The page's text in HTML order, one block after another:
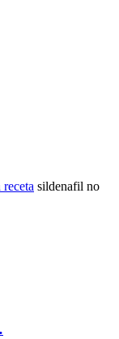
sildenafil no